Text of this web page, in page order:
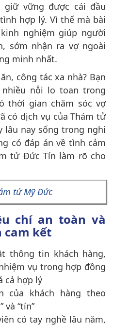
giữ vững được cái đầu
hợp lý. Vì thế mà bài
nghiệm giúp người
sớm nhận ra vợ ngoài
minh nhất.
công tác xa nhà? Bạn
nỗi lo toan trong
thời gian chăm sóc vợ
có dịch vụ của Thám tử
lâu nay sống trong nghi
có đáp án về tình cảm
tử Đức Tín làm rõ cho
tử Mỹ Đức
chí an toàn và
cam kết
thông tin khách hàng,
vụ trong hợp đồng
cả hợp lý
của khách hàng theo
và “tín”
có tay nghề lâu năm,